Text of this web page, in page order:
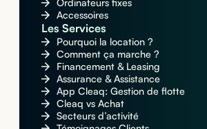
Accessoires
Les Services
Pourquoi la location ?
Comment ça marche ?
Financement & Leasing
Assurance & Assistance
App Cleaq: Gestion de flotte
Cleaq vs Achat
Secteurs d’activité